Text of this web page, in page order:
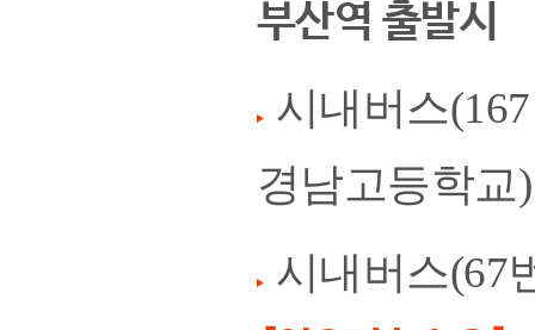
부산역 출발시
시내버스
경남고등학교)
시내버스(67